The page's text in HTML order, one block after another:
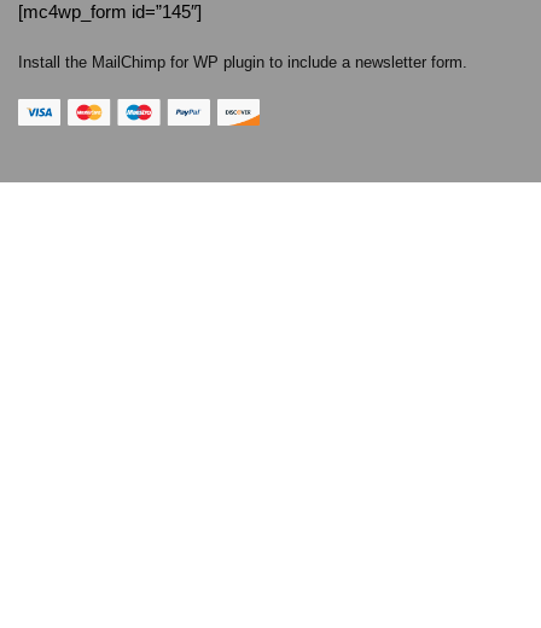
[mc4wp_form id=”145″]
Install the MailChimp for WP plugin to include a newsletter form.